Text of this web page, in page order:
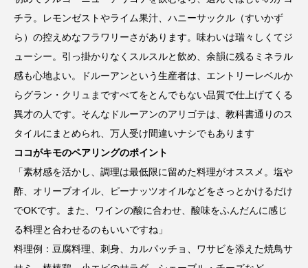
チラ。レモンゼストやライム果汁、ハニーサックル（すいかず
ら）の控えめなフラワリーさがあります。味わいは瑞々しくてジ
ューシー。引っ掛かりなくスルスルと飲め、余韻に残るミネラル
感も心地よい。ドルーアンという生産者は、エントリーレベルか
らグラン・クリュまですべてをとんでもない品質で仕上げてくる
異才の人です。そんなドルーアンのアリゴテは、教科書通りのス
タイルにまとめられ、万人受け間違いナシでもあります
ココがキモのペアリングのポイント
「素材感を活かし、調理は最低限に留めた料理がオススメ。塩や
酢、オリーブオイル、ピーナッツオイルなどをさっとかけるだけ
でOKです。また、ワインの酸に合わせ、酸味をふんだんに感じ
る料理と合わせるのもいいですね」
料理例：豆腐料理、刺身、カルパッチョ、ワサビを添えた焼鳥サ